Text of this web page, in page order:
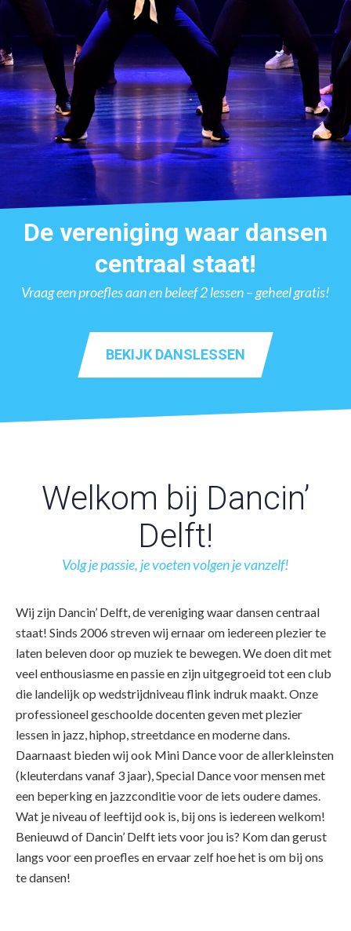
De vereniging waar dansen
centraal staat!
Vraag een proefles aan en beleef 2 lessen – geheel gratis!
BEKIJK DANSLESSEN
Welkom bij Dancin’
Delft!
Volg je passie, je voeten volgen je vanzelf!
Wij zijn Dancin’ Delft, de vereniging waar dansen centraal
staat! Sinds 2006 streven wij ernaar om iedereen plezier te
laten beleven door op muziek te bewegen. We doen dit met
veel enthousiasme en passie en zijn uitgegroeid tot een club
die landelijk op wedstrijdniveau flink indruk maakt. Onze
professioneel geschoolde docenten geven met plezier
lessen in jazz, hiphop, streetdance en moderne dans.
Daarnaast bieden wij ook Mini Dance voor de allerkleinsten
(kleuterdans vanaf 3 jaar), Special Dance voor mensen met
een beperking en jazzconditie voor de iets oudere dames.
Wat je niveau of leeftijd ook is, bij ons is iedereen welkom!
Benieuwd of Dancin’ Delft iets voor jou is? Kom dan gerust
langs voor een proefles en ervaar zelf hoe het is om bij ons
te dansen!